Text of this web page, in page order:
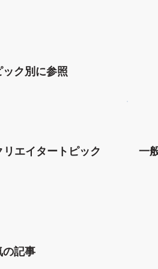
ック別に参照
リエイタートピック 一
の記事